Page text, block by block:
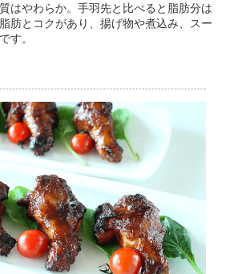
はやわらか。手羽先と比べると脂肪分は
肪とコクがあり、揚げ物や煮込み、スー
す。